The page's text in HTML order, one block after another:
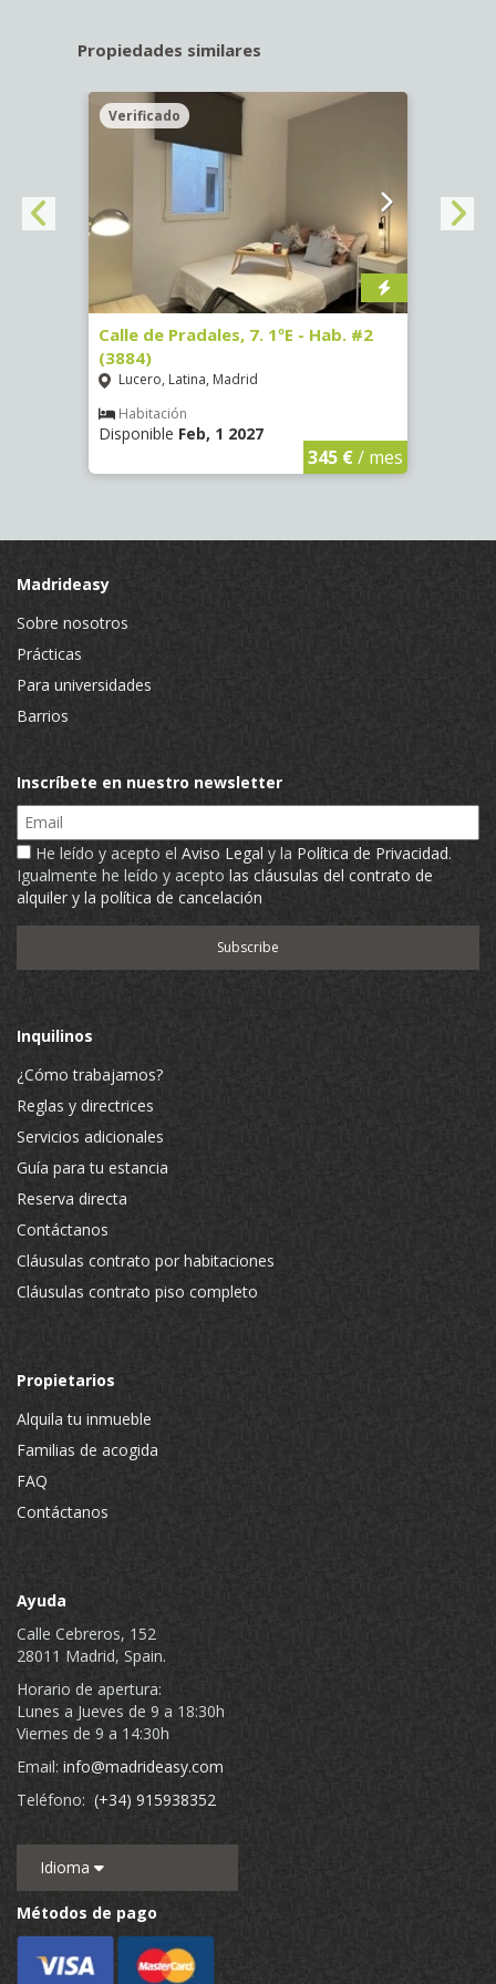
Propiedades similares
Verificado
Calle de Pradales, 7. 1ºE - Hab. #2
(3884)
Lucero, Latina, Madrid
Habitación
Disponible Feb, 1 2027
345 €/ mes
Madrideasy
Sobre nosotros
Prácticas
Para universidades
Barrios
Inscríbete en nuestro newsletter
Email
He leído y acepto el Aviso Legal y la Política de Privacidad.
Igualmente he leído y acepto las cláusulas del contrato de
alquiler y la política de cancelación
Inquilinos
¿Cómo trabajamos?
Reglas y directrices
Servicios adicionales
Guía para tu estancia
Reserva directa
Contáctanos
Cláusulas contrato por habitaciones
Cláusulas contrato piso completo
Propietarios
Alquila tu inmueble
Familias de acogida
FAQ
Contáctanos
Ayuda
Calle Cebreros, 152
28011 Madrid, Spain.
Horario de apertura:
Lunes a Jueves de 9 a 18:30h
Viernes de 9 a 14:30h
Email: info@madrideasy.com
Teléfono: (+34) 915938352
Idioma
Métodos de pago